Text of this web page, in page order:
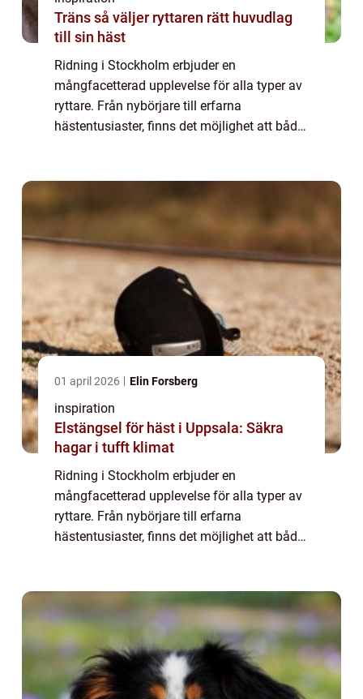
Träns så väljer ryttaren rätt huvudlag
till sin häst
Ridning i Stockholm erbjuder en
mångfacetterad upplevelse för alla typer av
ryttare. Från nybörjare till erfarna
hästentusiaster, finns det möjlighet att både
01 april 2026 Elin Forsberg
inspiration
Elstängsel för häst i Uppsala: Säkra
hagar i tufft klimat
Ridning i Stockholm erbjuder en
mångfacetterad upplevelse för alla typer av
ryttare. Från nybörjare till erfarna
hästentusiaster, finns det möjlighet att både